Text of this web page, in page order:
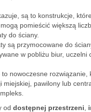
są to konstrukcje,
pomieścić większą
do ściany.
są przymocowane do
w pobliżu biur,
to nowoczesne rozwiązanie,
pawilony lub
od dostępnej przestrzeni